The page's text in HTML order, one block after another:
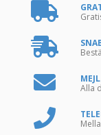
Alla